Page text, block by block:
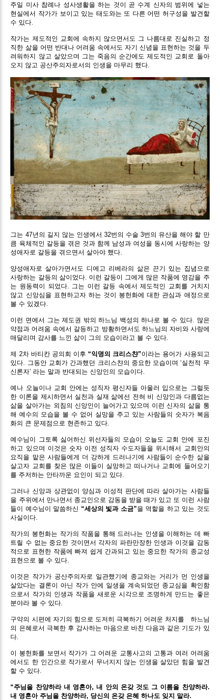
주일 미사 참례나 성사생활을 하는 것이 곧 수계 신자의 범위에 넣는
현실에서 작가가 보이고 있는 태도와는 또 다른 어떤 허구성을 발견할
수 있다.
작가는 제도적인 교회에 속하지 않으면서도 그 나름대로 진실하고 정
직한 삶을 어떤 반대나 어려움 속에서도 자기 신념을 표현하는 것을 두
려워하지 않고 살았으며 그는 죽음의 순간에도 제도적인 교회로 돌아
오지 않고 공산주의자로서의 인생을 마무리 했다.
그는 47년의 길지 않는 인생에서 32번의 수술 3번의 유산을 해야 할 만
큼 육체적인 갈등을 겪은 것과 함께 남성과 여성을 동시에 사랑하는 양
성애자로 갈등을 겪으면서 살아야 했다.
양성애자로 살아가면서도 디에고 리베라의 삶은 끈기 있는 집념으로
사랑하는 갈등의 삶이었다. 이런 갈등이 그에게 많은 작품에 영감을 주
는 원동력이 되었다. 그는 이런 갈등 속에서 제도적인 교회를 거치지
않고 신앙심을 표현하고자 하는 것이 봉헌화에 대한 관심과 애정으로
볼 수 있겠다.
이런 면에서 그는 제도권 밖의 하느님 백성의 하나로 볼 수 있다. 많은
약점과 어려움 속에서 갈등하고 방황하면서도 하느님의 자비와 사랑에
매달리며 감사를 느낀 삶이 그의 모습이라고 볼 수 있다.
제 2차 바티칸 공의회 이후 “익명의 크리스챤”이라는 용어가 사용되고
있다. 그동안 교회가 간과했던 크리스챤의 중요한 모습이며 ‘실천적 무
신론자’ 라는 말과 반대되는 신앙인의 모습이다.
예나 오늘이나 교회 안에는 성직자 평신자들 아울러 입으로는 그럴듯
한 이론을 제시하면서 실천과 실재 삶에선 전혀 비 신앙인과 다름없는
삶을 살아가는 외침의 신앙인이 늘어가고 있으며 이런 신자의 삶을 통
해 예수의 모습을 볼 수 없어 실망을 주고 있는 사람들의 숫자가 복음
화의 큰 문제점으로 현존하고 있다.
예수님이 그토록 싫어하신 위선자들의 모습이 오늘도 교회 안에 포진
하고 있으며 이것은 숫자 이전 성직자 수도자들을 위시해서 교회안의
요직을 맡은 사람들에게 더 강하게 드러나기에 사람들이 순수한 삶을
살고자 교회를 찾은 많은 이들이 실망하고 떠나거나 교회에 들어오기
를 주저하는 안타까운 요인이 되고 있다.
그러나 신앙과 상관없이 양심과 이성적 판단에 따라 살아가는 사람들
을 주위에서 만나면서 종교인으로 감동을 받을 때가 있고 또 이런 사람
들이 예수님이 말씀하신 “세상의 빛과 소금”을 역할을 하고 있는 것도
사실이다.
작가의 봉헌화는 작가의 작품을 통해 드러나는 인생을 이해하는 데 빠
트릴 수 없는 중요한 것이면서 각자의 파란만장한 인생과 이것을 감동
적으로 표현한 작품에 빠져 쉽게 간과되고 있는 중요한 작가의 종교성
표현으로 볼 수 있다.
이것은 작가가 공산주의자로 일관했기에 종교와는 거리가 먼 인생을
살았다는 결론이 아닌 작가 안에 일생을 계속되었던 종교심을 확인함
으로서 작가의 인생과 작품을 새로운 시각으로 조명하게 만드는 좋은
분야라 볼 수 있다.
구약의 시편에 자기의 힘으로 도저히 극복하기 어려운 처지를
하느님
의 은혜로서 극복한 후 감사하는 마음으로 바친 다음과 같은 기도가 있
다.
이 봉헌화를 보면서 작가가 그 어려운 교통사고의 고통과 여러 어려움
에서도 한 인간으로 작가로서 무너지지 않는 인생을 살았던 힘을 발견
할 수 있다.
“주님을 찬양하라 내 영혼아, 내 안의 온갖 것도 그 이름을 찬양하라.
내 영혼아 주님을 찬양하라, 당신의 온갖 은혜 하나도 잊지 말라.